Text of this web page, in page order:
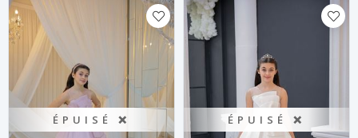
ÉPUISÉ ❌ ÉPUISÉ ❌